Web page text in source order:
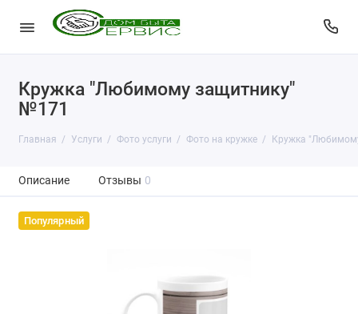
Кружка "Любимому защитнику"
№171
Главная Услуги Фото услуги Фото на кружке Кружка
Описание Отзывы 0
Популярный